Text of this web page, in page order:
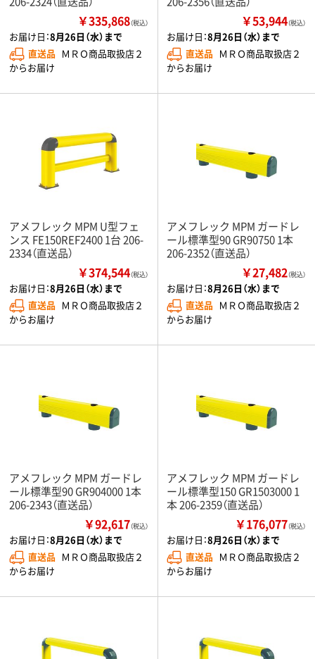
￥335,868（税込）
お届け日：8月26日（水）まで
直送品 ＭＲＯ商品取扱店２
からお届け
￥53,944（税込）
お届け日：8月26日（水）まで
直送品 ＭＲＯ商品取扱店２
からお届け
アメフレック MPM U型フェ
ンス FE150REF2400 1台 206-
2334（直送品）
￥374,544（税込）
お届け日：8月26日（水）まで
直送品 ＭＲＯ商品取扱店２
からお届け
アメフレック MPM ガードレ
ール標準型90 GR90750 1本
206-2352（直送品）
￥27,482（税込）
お届け日：8月26日（水）まで
直送品 ＭＲＯ商品取扱店２
からお届け
アメフレック MPM ガードレ
ール標準型90 GR904000 1本
206-2343（直送品）
￥92,617（税込）
お届け日：8月26日（水）まで
直送品 ＭＲＯ商品取扱店２
からお届け
アメフレック MPM ガードレ
ール標準型150 GR1503000 1
本 206-2359（直送品）
￥176,077（税込）
お届け日：8月26日（水）まで
直送品 ＭＲＯ商品取扱店２
からお届け